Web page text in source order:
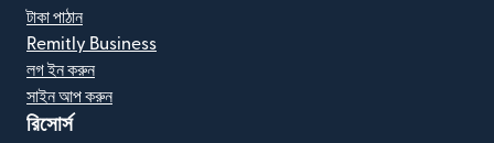
টাকা পাঠান
Remitly Business
লগ ইন করুন
সাইন আপ করুন
রিসোর্স